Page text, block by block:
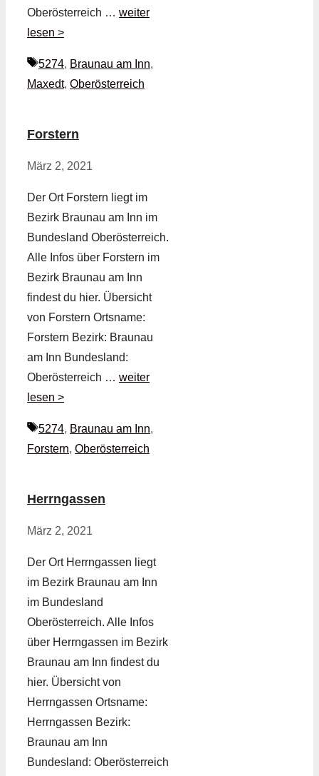
Oberösterreich … weiter
lesen >
Schlagwörter
5274, Braunau am Inn,
Maxedt, Oberösterreich
Forstern
März 2, 2021
Der Ort Forstern liegt im
Bezirk Braunau am Inn im
Bundesland Oberösterreich.
Alle Infos über Forstern im
Bezirk Braunau am Inn
findest du hier. Übersicht
von Forstern Ortsname:
Forstern Bezirk: Braunau
am Inn Bundesland:
Oberösterreich … weiter
lesen >
Schlagwörter
5274, Braunau am Inn,
Forstern, Oberösterreich
Herrngassen
März 2, 2021
Der Ort Herrngassen liegt
im Bezirk Braunau am Inn
im Bundesland
Oberösterreich. Alle Infos
über Herrngassen im Bezirk
Braunau am Inn findest du
hier. Übersicht von
Herrngassen Ortsname:
Herrngassen Bezirk:
Braunau am Inn
Bundesland: Oberösterreich